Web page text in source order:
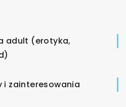
adult (erotyka,
i zainteresowania